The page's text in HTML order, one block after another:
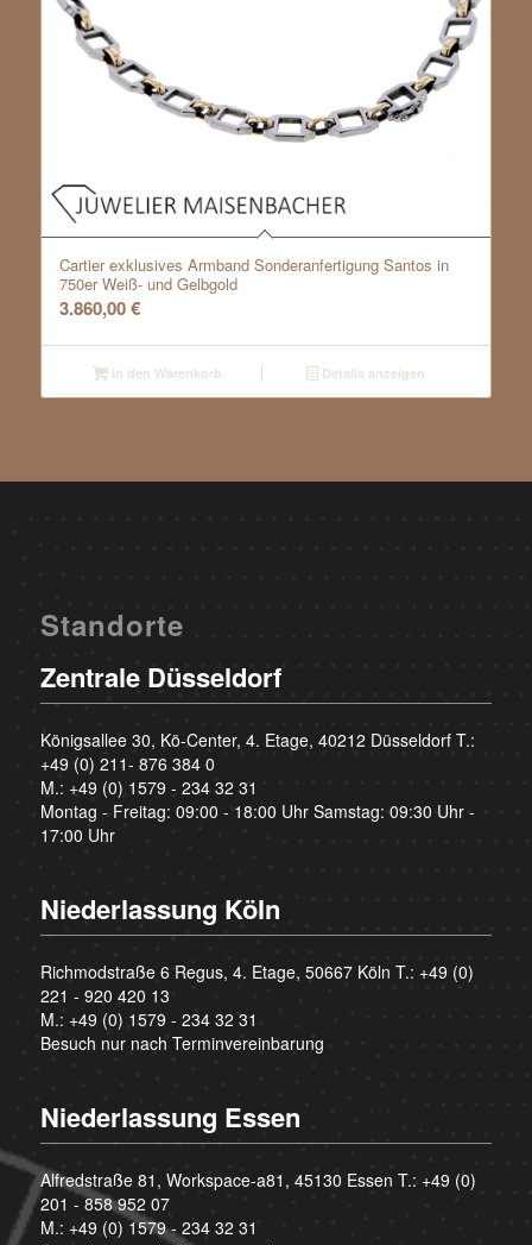
Cartier exklusives Armband Sonderanfertigung Santos in
750er Weiß- und Gelbgold
3.860,00€
In den Warenkorb Details anzeigen
Standorte
Zentrale Düsseldorf
Königsallee 30, Kö-Center, 4. Etage, 40212 Düsseldorf T.:
+49 (0) 211- 876 384 0
M.: +49 (0) 1579 - 234 32 31
Montag - Freitag: 09:00 - 18:00 Uhr Samstag: 09:30 Uhr -
17:00 Uhr
Niederlassung Köln
Richmodstraße 6 Regus, 4. Etage, 50667 Köln T.: +49 (0)
221 - 920 420 13
M.: +49 (0) 1579 - 234 32 31
Besuch nur nach Terminvereinbarung
Niederlassung Essen
Alfredstraße 81, Workspace-a81, 45130 Essen T.: +49 (0)
201 - 858 952 07
M.: +49 (0) 1579 - 234 32 31